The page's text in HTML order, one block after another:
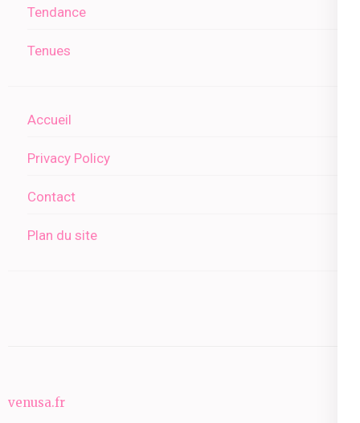
Tendance
Tenues
Accueil
Privacy Policy
Contact
Plan du site
venusa.fr